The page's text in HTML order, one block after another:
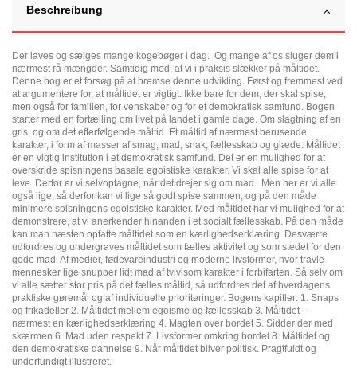
Beschreibung
Der laves og sælges mange kogebøger i dag. Og mange af os sluger dem i
nærmest rå mængder. Samtidig med, at vi i praksis slækker på måltidet.
Denne bog er et forsøg på at bremse denne udvikling. Først og fremmest ved
at argumentere for, at måltidet er vigtigt. Ikke bare for dem, der skal spise,
men også for familien, for venskaber og for et demokratisk samfund. Bogen
starter med en fortælling om livet på landet i gamle dage. Om slagtning af en
gris, og om det efterfølgende måltid. Et måltid af nærmest berusende
karakter, i form af masser af smag, mad, snak, fællesskab og glæde. Måltidet
er en vigtig institution i et demokratisk samfund. Det er en mulighed for at
overskride spisningens basale egoistiske karakter. Vi skal alle spise for at
leve. Derfor er vi selvoptagne, når det drejer sig om mad. Men her er vi alle
også lige, så derfor kan vi lige så godt spise sammen, og på den måde
minimere spisningens egoistiske karakter. Med måltidet har vi mulighed for at
demonstrere, at vi anerkender hinanden i et socialt fællesskab. På den måde
kan man næsten opfatte måltidet som en kærlighedserklæring. Desværre
udfordres og undergraves måltidet som fælles aktivitet og som stedet for den
gode mad. Af medier, fødevareindustri og moderne livsformer, hvor travle
mennesker lige snupper lidt mad af tvivlsom karakter i forbifarten. Så selv om
vi alle sætter stor pris på det fælles måltid, så udfordres det af hverdagens
praktiske gøremål og af individuelle prioriteringer. Bogens kapitler: 1. Snaps
og frikadeller 2. Måltidet mellem egoisme og fællesskab 3. Måltidet –
nærmest en kærlighedserklæring 4. Magten over bordet 5. Sidder der med
skærmen 6. Mad uden respekt 7. Livsformer omkring bordet 8. Måltidet og
den demokratiske dannelse 9. Når måltidet bliver politisk. Pragtfuldt og
underfundigt illustreret.